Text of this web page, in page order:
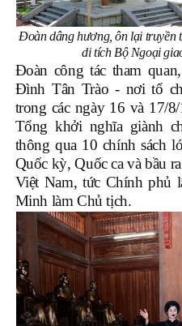
Đoàn dâng hương, ôn lại truyền
di tích Bộ Ngoại
Đoàn công tác tham
Đình Tân Trào - nơi tổ
trong các ngày 16 và 17/
Tổng khởi nghĩa giành
thông qua 10 chính sách
Quốc kỳ, Quốc ca và bầu
Việt Nam, tức Chính phủ
Minh làm Chủ tịch.